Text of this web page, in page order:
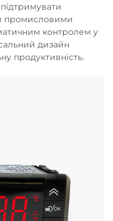
промисловими
контролем у
дизайн
продуктивність.